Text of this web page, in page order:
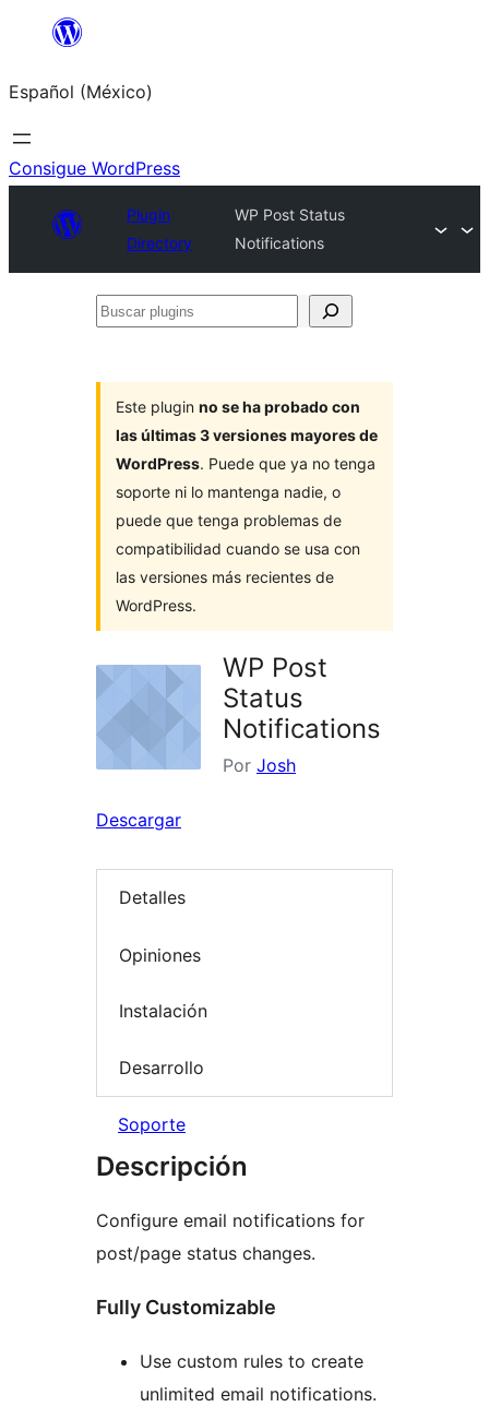
Saltar
contenido
Español (México)
Consigue WordPress
Plugin
Directory
WP Post Status
Notifications
Buscar
Este plugin no se ha probado con
las últimas 3 versiones mayores de
WordPress. Puede que ya no tenga
soporte ni lo mantenga nadie, o
puede que tenga problemas de
compatibilidad cuando se usa con
las versiones más recientes de
WordPress.
WP Post
Status
Notifications
Por Josh
Descargar
Detalles
Opiniones
Instalación
Desarrollo
Soporte
Descripción
Configure email notifications for
post/page status changes.
Fully Customizable
Use custom rules to create
unlimited email notifications.